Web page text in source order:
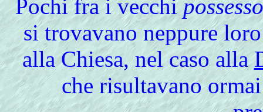
Pochi fra i vecchi
si trovavano neppure
alla Chiesa, nel caso alla
che risultavano